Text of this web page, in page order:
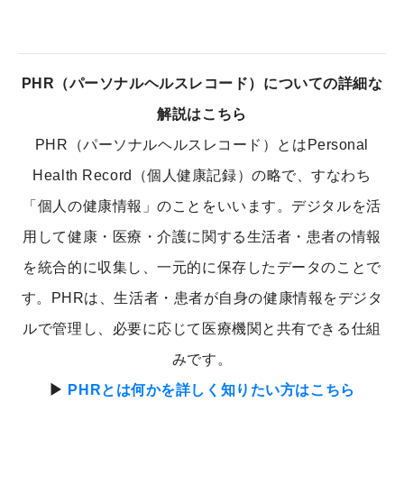
PHR（パーソナルヘルスレコード）についての詳細な
解説はこちら
PHR（パーソナルヘルスレコード）とはPersonal
Health Record（個人健康記録）の略で、すなわち
「個人の健康情報」のことをいいます。デジタルを活
用して健康・医療・介護に関する生活者・患者の情報
を統合的に収集し、一元的に保存したデータのことで
す。PHRは、生活者・患者が自身の健康情報をデジタ
ルで管理し、必要に応じて医療機関と共有できる仕組
みです。
▶ PHRとは何かを詳しく知りたい方はこちら